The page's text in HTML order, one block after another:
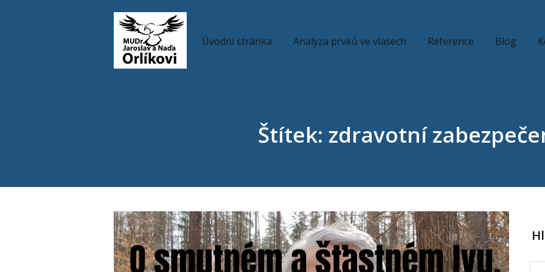
Úvodní stránka Analýza prvků ve vlasech Reference Blog
Štítek: zdravotní